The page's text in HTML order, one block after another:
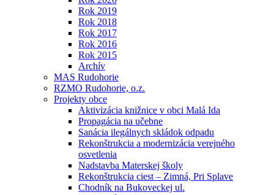
Rok 2019
Rok 2018
Rok 2017
Rok 2016
Rok 2015
Archív
MAS Rudohorie
RZMO Rudohorie, o.z.
Projekty obce
Aktivizácia knižnice v obci Malá Ida
Propagácia na učebne
Sanácia ilegálnych skládok odpadu
Rekonštrukcia a modernizácia verejného
osvetlenia
Nadstavba Materskej školy
Rekonštrukcia ciest – Zimná, Pri Splave
Chodník na Bukoveckej ul.